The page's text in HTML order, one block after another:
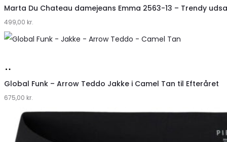
hos
Klædeskabet.dk
Marta Du Chateau damejeans Emma 2563-13 – Trendy
499,00 kr.
hos
Lykke
by
Lykke
Global Funk – Arrow Teddo Jakke i Camel Tan til Efteråret
675,00 kr.